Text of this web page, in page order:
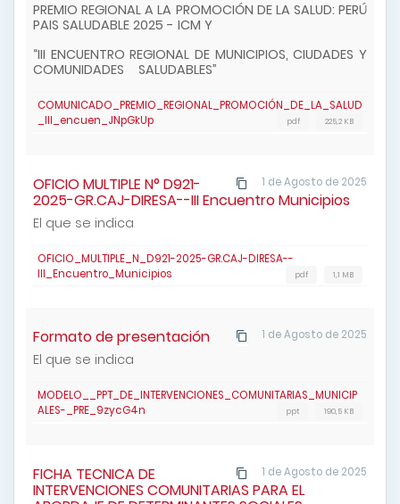
PREMIO REGIONAL A LA PROMOCIÓN DE LA SALUD: PERÚ
PAIS SALUDABLE 2025 - ICM Y
“III ENCUENTRO REGIONAL DE MUNICIPIOS, CIUDADES Y
COMUNIDADES SALUDABLES”
COMUNICADO_PREMIO_REGIONAL_PROMOCIÓN_DE_LA_SALUD
_III_encuen_JNpGkUp
225,2 KB
pdf
1 de Agosto de 2025
OFICIO MULTIPLE N° D921-
2025-GR.CAJ-DIRESA--III Encuentro Municipios
El que se indica
OFICIO_MULTIPLE_N_D921-2025-GR.CAJ-DIRESA--
III_Encuentro_Municipios
1,1 MB
pdf
1 de Agosto de 2025
Formato de presentación
El que se indica
MODELO__PPT_DE_INTERVENCIONES_COMUNITARIAS_MUNICIP
ALES-_PRE_9zycG4n
190,5 KB
ppt
1 de Agosto de 2025
FICHA TECNICA DE
INTERVENCIONES COMUNITARIAS PARA EL